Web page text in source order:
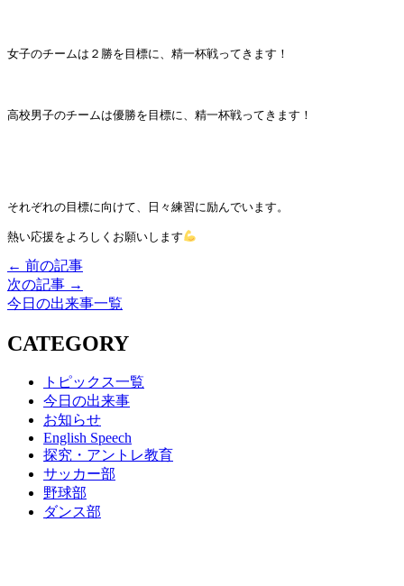
女子のチームは２勝を目標に、精一杯戦ってきます！
高校男子のチームは優勝を目標に、精一杯戦ってきます！
それぞれの目標に向けて、日々練習に励んでいます。
熱い応援をよろしくお願いします
← 前の記事
次の記事 →
今日の出来事一覧
CATEGORY
トピックス一覧
今日の出来事
お知らせ
English Speech
探究・アントレ教育
サッカー部
野球部
ダンス部